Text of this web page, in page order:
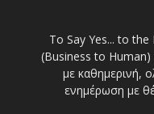
Το Say Yes... to
(Business to
με καθημερινή,
ενημέρωση με